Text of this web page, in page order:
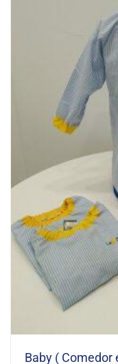
Baby ( Comedor